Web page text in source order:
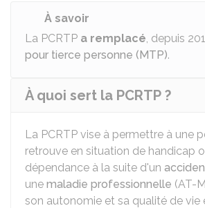
À savoir
La PCRTP a remplacé, depuis
pour tierce personne (MTP).
À quoi sert la PCRTP ?
La PCRTP vise à permettre à une
retrouve en situation de handicap
dépendance à la suite d'un
une maladie professionnelle (AT-
son autonomie et sa qualité de vie